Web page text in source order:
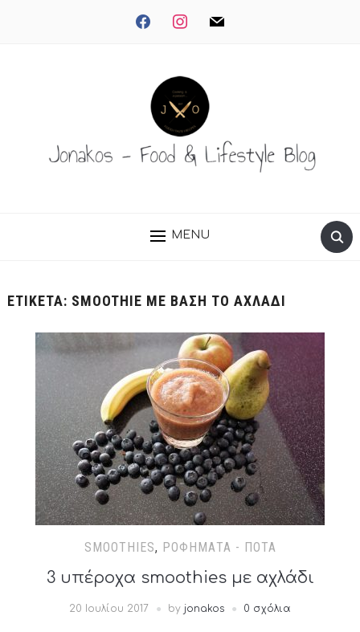
facebookinstagrammail
MENU
ΕΤΙΚΈΤΑ: SMOOTHIE ΜΕ ΒΆΣΗ ΤΟ ΑΧΛΆΔΙ
SMOOTHIES, ΡΟΦΉΜΑΤΑ - ΠΟΤΆ
3 υπέροχα smoothies με αχλάδι
20 Ιουλίου 2017 by jonakos 0 σχόλια